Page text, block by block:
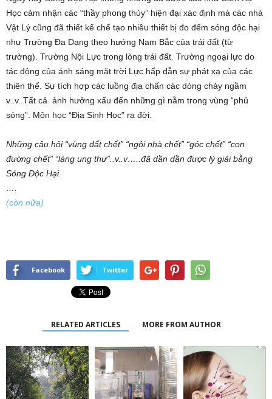
Học cảm nhận các “thầy phong thủy” hiện đại xác định mà các nhà
Vật Lý cũng đã thiết kế chế tạo nhiều thiết bị đo đếm sóng độc hại
như Trường Đa Dạng theo hướng Nam Bắc của trái đất (từ
trường). Trường Nội Lực trong lòng trái đất. Trường ngoại lực do
tác động của ánh sáng mặt trời Lực hấp dẫn sự phát xạ của các
thiên thể. Sự tích hợp các luồng địa chấn các dòng chảy ngầm
v..v..Tất cả ảnh hưởng xấu đến những gì nằm trong vùng “phủ
sóng”. Môn học “Địa Sinh Học” ra đời.
Những câu hỏi “vùng đất chết” “ngôi nhà chết” “góc chết” “con
đường chết” “làng ung thư”..v..v…..đã dần dần được lý giải bằng
Sóng Độc Hại.
….
(còn nữa)
Facebook Twitter
RELATED ARTICLES MORE FROM AUTHOR